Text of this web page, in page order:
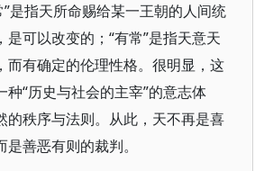
”是指天所命赐给某一王朝的人间统
是可以改变的；“有常”是指天意天
而有确定的伦理性格。很明显，这
种“历史与社会的主宰”的意志体
的秩序与法则。从此，天不再是喜
善恶有则的裁判。